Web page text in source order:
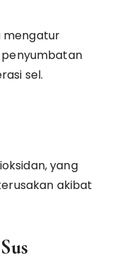
mengatur
penyumbatan
sel.
yang
akibat